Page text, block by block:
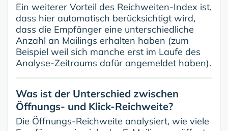
Ein weiterer Vorteil des Reichweiten-Index ist,
dass hier automatisch berücksichtigt wird,
dass die Empfänger eine unterschiedliche
Anzahl an Mailings erhalten haben (zum
Beispiel weil sich manche erst im Laufe des
Analyse-Zeitraums dafür angemeldet haben).
Was ist der Unterschied zwischen
Öffnungs- und Klick-Reichweite?
Die Öffnungs-Reichweite analysiert, wie viele